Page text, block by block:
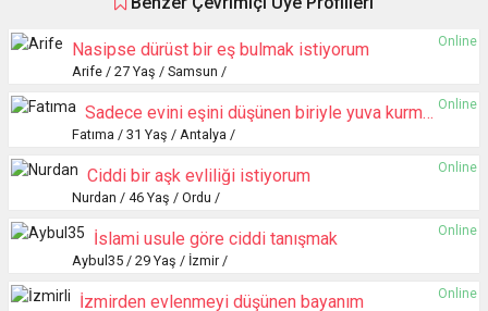
Online
Nasipse dürüst bir eş bulmak istiyorum
Arife / 27 Yaş / Samsun /
Online
Sadece evini eşini düşünen biriyle yuva kurmak istiyorum
Fatıma / 31 Yaş / Antalya /
Online
Ciddi bir aşk evliliği istiyorum
Nurdan / 46 Yaş / Ordu /
Online
İslami usule göre ciddi tanışmak
Aybul35 / 29 Yaş / İzmir /
Online
İzmirden evlenmeyi düşünen bayanım